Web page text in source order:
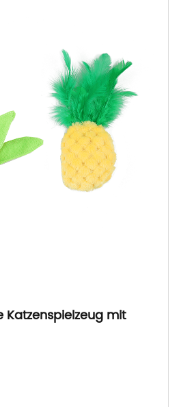
Katzenspielzeug mit